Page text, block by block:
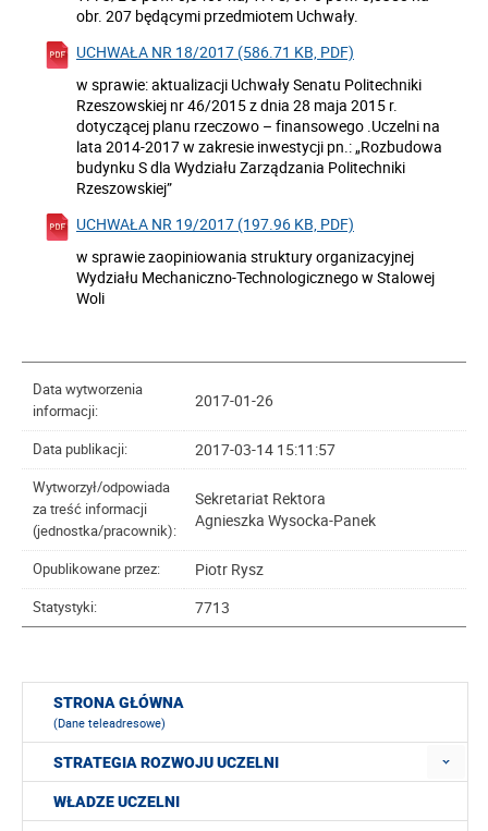
obr. 207 będącymi przedmiotem Uchwały.
UCHWAŁA NR 18/2017 (586.71 KB, PDF)
w sprawie: aktualizacji Uchwały Senatu Politechniki
Rzeszowskiej nr 46/2015 z dnia 28 maja 2015 r.
dotyczącej planu rzeczowo – finansowego .Uczelni na
lata 2014-2017 w zakresie inwestycji pn.: „Rozbudowa
budynku S dla Wydziału Zarządzania Politechniki
Rzeszowskiej”
UCHWAŁA NR 19/2017 (197.96 KB, PDF)
w sprawie zaopiniowania struktury organizacyjnej
Wydziału Mechaniczno-Technologicznego w Stalowej
Woli
Data wytworzenia
informacji:
2017-01-26
Data publikacji: 2017-03-14 15:11:57
Wytworzył/odpowiada
za treść informacji
(jednostka/pracownik):
Sekretariat Rektora
Agnieszka Wysocka-Panek
Opublikowane przez: Piotr Rysz
Statystyki: 7713
STRONA GŁÓWNA
(Dane teleadresowe)
STRATEGIA ROZWOJU UCZELNI
WŁADZE UCZELNI